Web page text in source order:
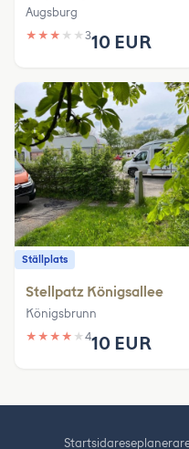
Augsburg
★ ★ ★ ★ ★ 310 EUR
Ställplats
Stellpatz Königsallee
Königsbrunn
★ ★ ★ ★ ★ 410 EUR
Startsida